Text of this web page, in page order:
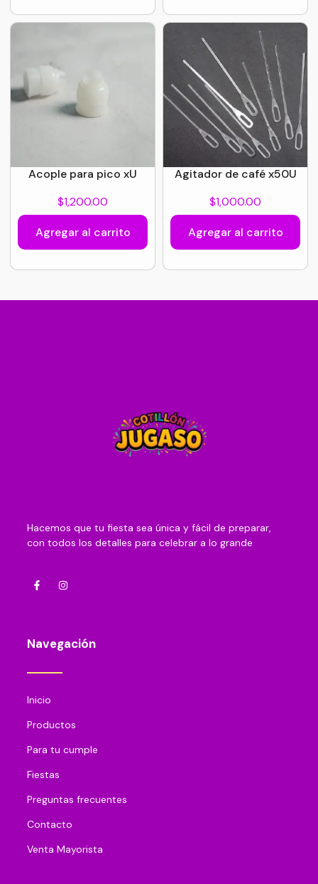
Acople para pico xU
$1,200.00
Agregar al carrito
Agitador de café x50U
$1,000.00
Agregar al carrito
Hacemos que tu fiesta sea única y fácil de preparar,
con todos los detalles para celebrar a lo grande
Navegación
Inicio
Productos
Para tu cumple
Fiestas
Preguntas frecuentes
Contacto
Venta Mayorista